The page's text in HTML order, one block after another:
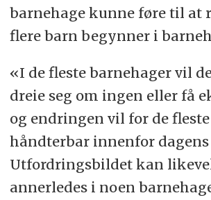
barnehage kunne føre til at
flere barn begynner i
«I de fleste barnehager vil
dreie seg om ingen eller få
og endringen vil for de
håndterbar innenfor
Utfordringsbildet kan
annerledes i noen